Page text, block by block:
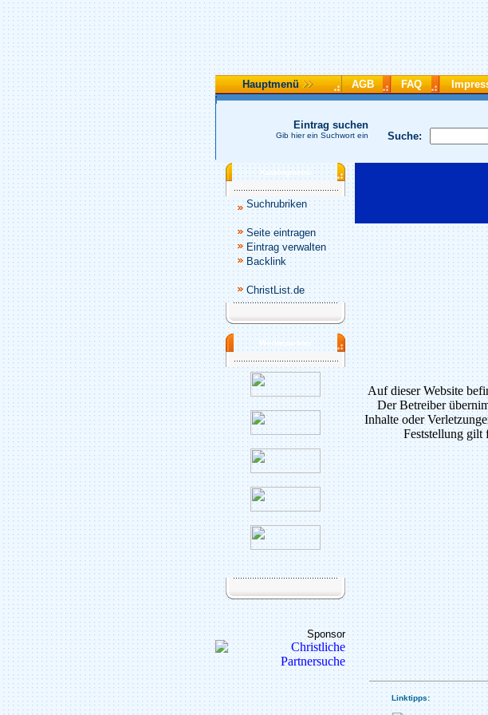
Hauptmenü AGB FAQ
Suche:
Eintrag suchen
Gib hier ein Suchwort ein
Katalogmenü
Suchrubriken
Seite eintragen
Eintrag verwalten
Backlink
ChristList.de
Werbepartner
Sponsor
Auf dieser Website
Der Betreiber
Inhalte oder
Feststellung gilt
Linktipps: